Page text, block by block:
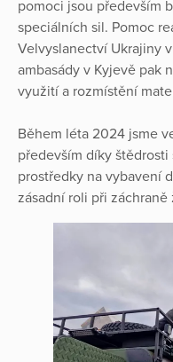
pomoci jsou především
speciálních sil. Pomoc
Velvyslanectví Ukrajiny
ambasády v Kyjevě pak
využití a rozmístění
Během léta 2024 jsme
především díky
prostředky na vybavení
zásadní roli při